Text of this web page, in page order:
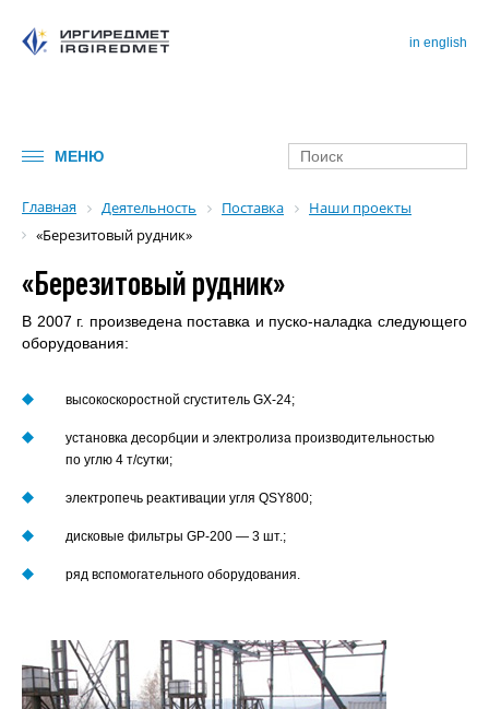
МЕНЮ
in english
Главная Деятельность Поставка
Наши проекты
«Березитовый рудник»
«Березитовый рудник»
В 2007 г. произведена поставка и пуско-наладка следующего
оборудования:
высокоскоростной сгуститель GX-24;
установка десорбции и электролиза производительностью
по углю 4 т/сутки;
электропечь реактивации угля QSY800;
дисковые фильтры GP-200 — 3 шт.;
ряд вспомогательного оборудования.
E-mail